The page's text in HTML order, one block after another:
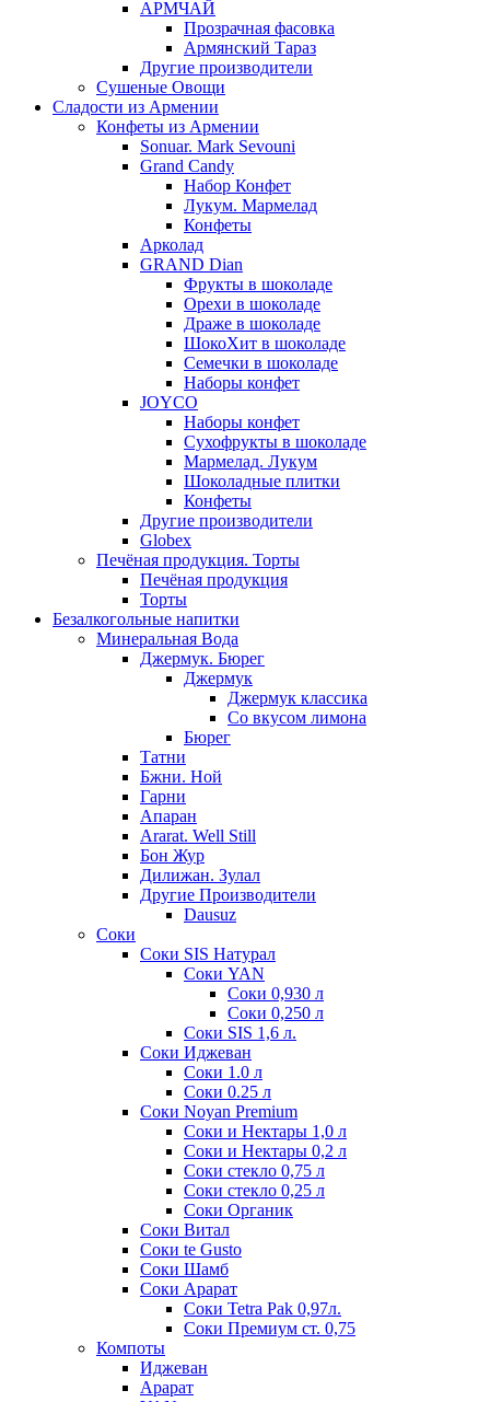
АРМЧАЙ
Прозрачная фасовка
Армянский Тараз
Другие производители
Сушеные Овощи
Сладости из Армении
Конфеты из Армении
Sonuar. Mark Sevouni
Grand Candy
Набор Конфет
Лукум. Мармелад
Конфеты
Арколад
GRAND Dian
Фрукты в шоколаде
Орехи в шоколаде
Драже в шоколаде
ШокоХит в шоколаде
Семечки в шоколаде
Наборы конфет
JOYCO
Наборы конфет
Сухофрукты в шоколаде
Мармелад. Лукум
Шоколадные плитки
Конфеты
Другие производители
Globex
Печёная продукция. Торты
Печёная продукция
Торты
Безалкогольные напитки
Минеральная Вода
Джермук. Бюрег
Джермук
Джермук классика
Со вкусом лимона
Бюрег
Татни
Бжни. Ной
Гарни
Апаран
Ararat. Well Still
Бон Жур
Дилижан. Зулал
Другие Производители
Dausuz
Соки
Соки SIS Натурал
Соки YAN
Соки 0,930 л
Соки 0,250 л
Соки SIS 1,6 л.
Соки Иджеван
Соки 1.0 л
Соки 0.25 л
Соки Noyan Premium
Соки и Нектары 1,0 л
Соки и Нектары 0,2 л
Соки стекло 0,75 л
Соки стекло 0,25 л
Соки Органик
Соки Витал
Соки te Gusto
Соки Шамб
Соки Арарат
Соки Tetra Pak 0,97л.
Соки Премиум ст. 0,75
Компоты
Иджеван
Арарат